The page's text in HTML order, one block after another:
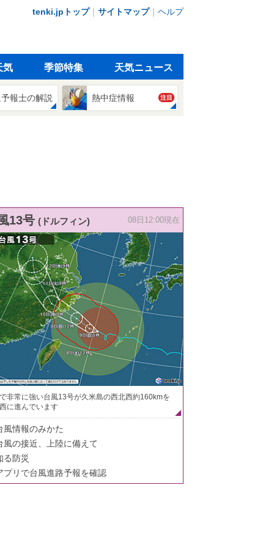
tenki.jpトップ｜ サイトマップ｜ ヘルプ
気 季節特集 天気ニュース
報士の解説 熱中症情報 注目
13号 (ドルフィン) 08日12:00現在
非常に強い台風13号が久米島の西北西約160kmを
に進んでいます
風情報のみかた
風の接近、上陸に備えて
る防災
プリで台風進路予報を確認